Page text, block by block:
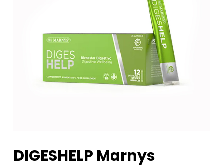
DIGESHELP Marnys